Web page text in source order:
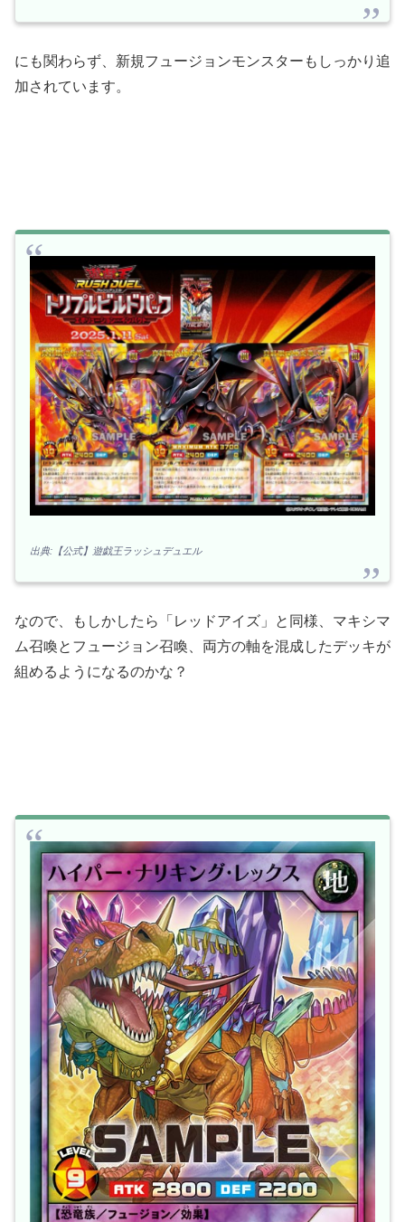
にも関わらず、新規フュージョンモンスターもしっかり追
加されています。
出典:【公式】遊戯王ラッシュデュエル
なので、もしかしたら「レッドアイズ」と同様、マキシマ
ム召喚とフュージョン召喚、両方の軸を混成したデッキが
組めるようになるのかな？